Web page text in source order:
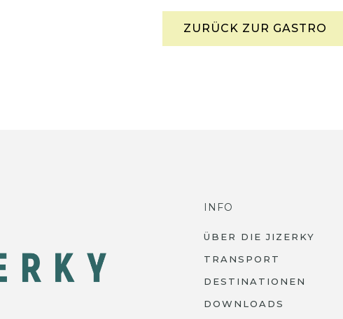
ZURÜCK ZUR GASTRO
INFO
ÜBER DIE JIZERKY
TRANSPORT
DESTINATIONEN
DOWNLOADS